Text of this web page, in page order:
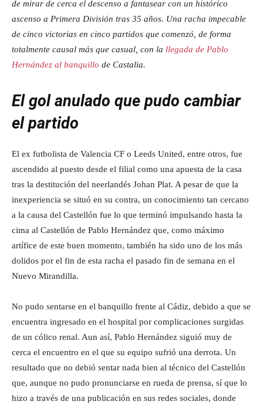
de mirar de cerca el descenso a fantasear con un histórico
ascenso a Primera División tras 35 años. Una racha impecable
de cinco victorias en cinco partidos que comenzó, de forma
totalmente causal más que casual, con la llegada de Pablo
Hernández al banquillo de Castalia.
El gol anulado que pudo cambiar
el partido
El ex futbolista de Valencia CF o Leeds United, entre otros, fue
ascendido al puesto desde el filial como una apuesta de la casa
tras la destitución del neerlandés Johan Plat. A pesar de que la
inexperiencia se situó en su contra, un conocimiento tan cercano
a la causa del Castellón fue lo que terminó impulsando hasta la
cima al Castellón de Pablo Hernández que, como máximo
artífice de este buen momento, también ha sido uno de los más
dolidos por el fin de esta racha el pasado fin de semana en el
Nuevo Mirandilla.
No pudo sentarse en el banquillo frente al Cádiz, debido a que se
encuentra ingresado en el hospital por complicaciones surgidas
de un cólico renal. Aun así, Pablo Hernández siguió muy de
cerca el encuentro en el que su equipo sufrió una derrota. Un
resultado que no debió sentar nada bien al técnico del Castellón
que, aunque no pudo pronunciarse en rueda de prensa, sí que lo
hizo a través de una publicación en sus redes sociales, donde